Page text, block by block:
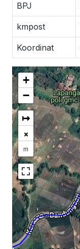
BPJ
kmpost
Koordinat
+
−
↦
×
m